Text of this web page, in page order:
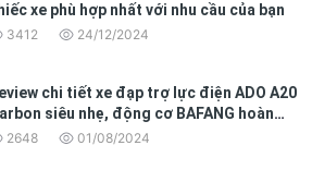
xe phù hợp nhất với nhu cầu của bạn
3412 24/12/2024
chi tiết xe đạp trợ lực điện ADO A20
siêu nhẹ, động cơ BAFANG hoàn
mới
2648 01/08/2024